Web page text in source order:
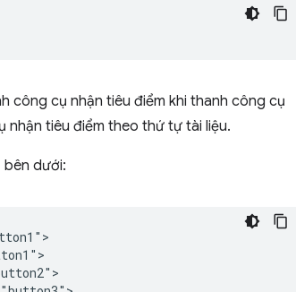
công cụ nhận tiêu điểm khi thanh công cụ
nhận tiêu điểm theo thứ tự tài liệu.
bên dưới: